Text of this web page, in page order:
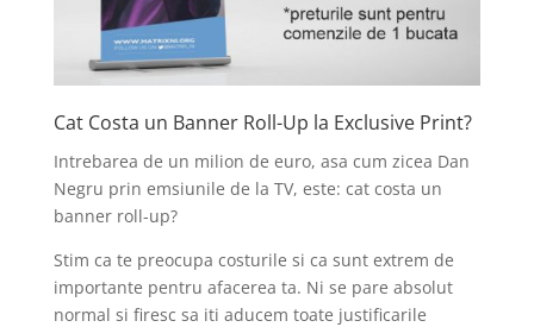
Cat Costa un Banner Roll-Up la Exclusive Print?
Intrebarea de un milion de euro, asa cum zicea Dan
Negru prin emsiunile de la TV, este: cat costa un
banner roll-up?
Stim ca te preocupa costurile si ca sunt extrem de
importante pentru afacerea ta. Ni se pare absolut
normal si firesc sa iti aducem toate justificarile